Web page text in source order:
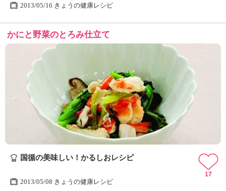
2013/05/16 きょうの健康レシピ
かにと野菜のとろみ仕立て
国循の美味しい！かるしおレシピ
2013/05/08 きょうの健康レシピ
17